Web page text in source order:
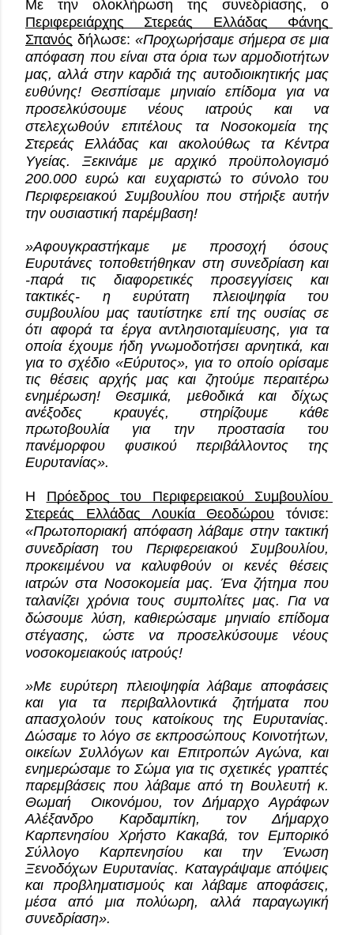
Περιφερειάρχης Στερεάς Ελλάδας Φάνης
Σπανός δήλωσε: «Προχωρήσαμε σήμερα σε μια
απόφαση που είναι στα όρια των αρμοδιοτήτων
μας, αλλά στην καρδιά της αυτοδιοικητικής μας
ευθύνης! Θεσπίσαμε μηνιαίο επίδομα για να
προσελκύσουμε νέους ιατρούς και να
στελεχωθούν επιτέλους τα Νοσοκομεία της
Στερεάς Ελλάδας και ακολούθως τα Κέντρα
Υγείας. Ξεκινάμε με αρχικό προϋπολογισμό
200.000 ευρώ και ευχαριστώ το σύνολο του
Περιφερειακού Συμβουλίου που στήριξε αυτήν
την ουσιαστική παρέμβαση!
»Αφουγκραστήκαμε με προσοχή όσους
Ευρυτάνες τοποθετήθηκαν στη συνεδρίαση και
-παρά τις διαφορετικές προσεγγίσεις και
τακτικές- η ευρύτατη πλειοψηφία του
συμβουλίου μας ταυτίστηκε επί της ουσίας σε
ότι αφορά τα έργα αντλησιοταμίευσης, για τα
οποία έχουμε ήδη γνωμοδοτήσει αρνητικά, και
για το σχέδιο «Εύρυτος», για το οποίο ορίσαμε
τις θέσεις αρχής μας και ζητούμε περαιτέρω
ενημέρωση! Θεσμικά, μεθοδικά και δίχως
ανέξοδες κραυγές, στηρίζουμε κάθε
πρωτοβουλία για την προστασία του
πανέμορφου φυσικού περιβάλλοντος της
Ευρυτανίας».
Η Πρόεδρος του Περιφερειακού Συμβουλίου
Στερεάς Ελλάδας Λουκία Θεοδώρου
«Πρωτοποριακή απόφαση λάβαμε στην τακτική
συνεδρίαση του Περιφερειακού Συμβουλίου,
προκειμένου να καλυφθούν οι κενές θέσεις
ιατρών στα Νοσοκομεία μας. Ένα ζήτημα που
ταλανίζει χρόνια τους συμπολίτες μας. Για να
δώσουμε λύση, καθιερώσαμε μηνιαίο επίδομα
στέγασης, ώστε να προσελκύσουμε νέους
νοσοκομειακούς ιατρούς!
»Με ευρύτερη πλειοψηφία λάβαμε αποφάσεις
και για τα περιβαλλοντικά ζητήματα που
απασχολούν τους κατοίκους της Ευρυτανίας.
Δώσαμε το λόγο σε εκπροσώπους Κοινοτήτων,
οικείων Συλλόγων και Επιτροπών Αγώνα, και
ενημερώσαμε το Σώμα για τις σχετικές γραπτές
παρεμβάσεις που λάβαμε από τη Βουλευτή κ.
Θωμαή  Οικονόμου, τον Δήμαρχο Αγράφων
Αλέξανδρο Καρδαμπίκη, τον Δήμαρχο
Καρπενησίου Χρήστο Κακαβά, τον Εμπορικό
Σύλλογο Καρπενησίου και την Ένωση
Ξενοδόχων Ευρυτανίας. Καταγράψαμε απόψεις
και προβληματισμούς και λάβαμε αποφάσεις,
μέσα από μια πολύωρη, αλλά παραγωγική
συνεδρίαση».